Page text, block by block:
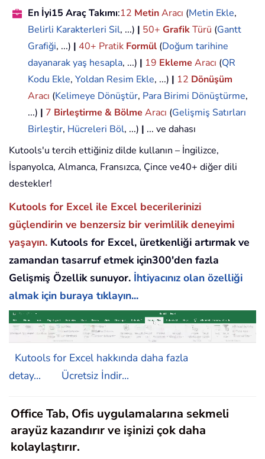
En İyi15 Araç Takımı:12 MetinAracı (Metin Ekle,
Belirli Karakterleri Sil, ...) | 50+ GrafikTürü (Gantt
Grafiği, ...) | 40+ Pratik Formül (Doğum tarihine
dayanarak yaş hesapla, ...) | 19 Ekleme Aracı (QR
Kodu Ekle, Yoldan Resim Ekle, ...) | 12 Dönüşüm
Aracı (Kelimeye Dönüştür, Para Birimi Dönüştürme,
...) | 7 Birleştirme & Bölme Aracı (Gelişmiş Satırları
Birleştir, Hücreleri Böl, ...) | ... ve dahası
Kutools'u tercih ettiğiniz dilde kullanın – İngilizce,
İspanyolca, Almanca, Fransızca, Çince ve40+ diğer dili
destekler!
Kutools for Excel ile Excel becerilerinizi
güçlendirin ve benzersiz bir verimlilik deneyimi
yaşayın. Kutools for Excel, üretkenliği artırmak ve
zamandan tasarruf etmek için300'den fazla
Gelişmiş Özellik sunuyor. İhtiyacınız olan özelliği
almak için buraya tıklayın...
Kutools for Excel hakkında daha fazla
detay...
Ücretsiz İndir...
Office Tab, Ofis uygulamalarına sekmeli
arayüz kazandırır ve işinizi çok daha
kolaylaştırır.